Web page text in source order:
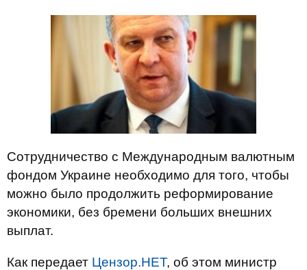
Сотрудничество с Международным валютным
фондом Украине необходимо для того, чтобы
можно было продолжить реформирование
экономики, без бремени больших внешних
выплат.
Как передает Цензор.НЕТ, об этом министр